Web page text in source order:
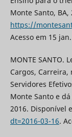
Monte Santo,
https://
Acesso em 15
MONTE SANTO.
Cargos, Carreira,
Servidores
Monte Santo e
2016. Disponível
dt=2016-03-16.